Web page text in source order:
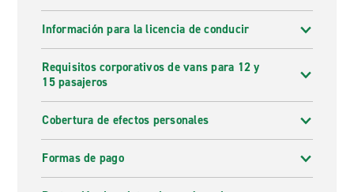
Información para la licencia de conducir
Requisitos corporativos de vans para 12 y
15 pasajeros
Cobertura de efectos personales
Formas de pago